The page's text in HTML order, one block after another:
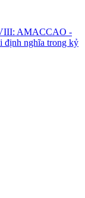
AMACCAO -
định nghĩa trong kỷ